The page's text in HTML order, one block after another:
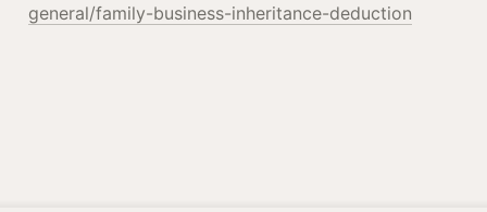
general/family-business-inheritance-deduction